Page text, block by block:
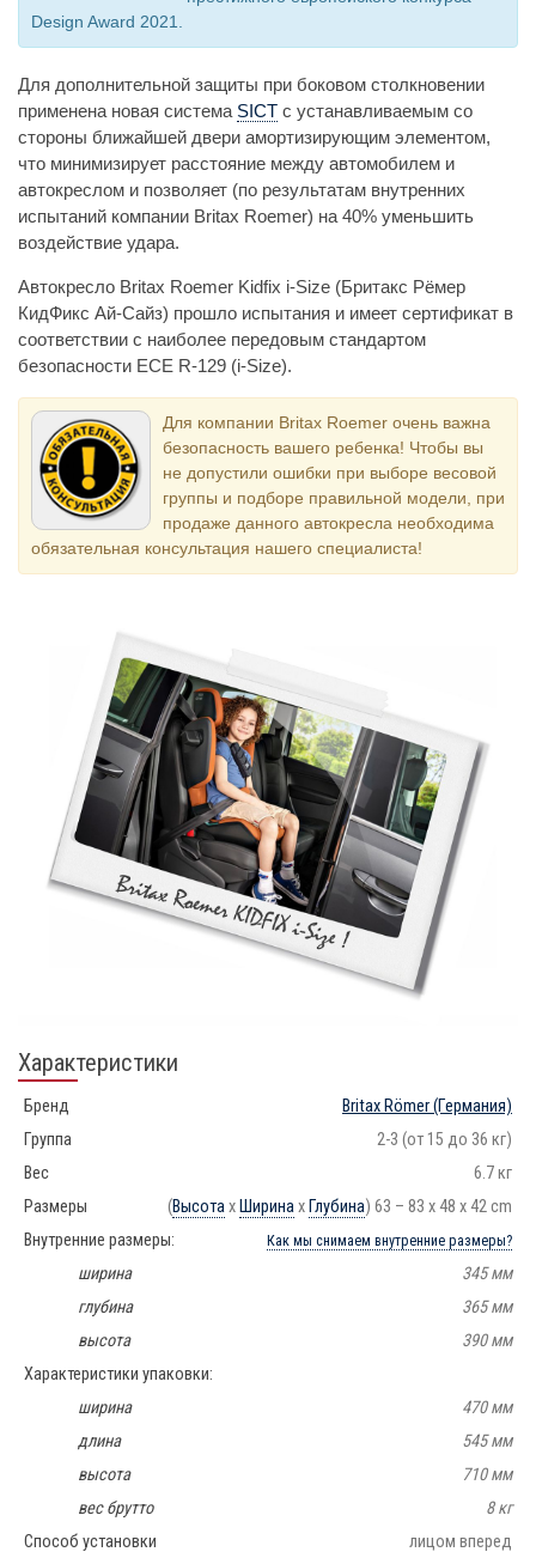
Design Award 2021.
Для дополнительной защиты при боковом столкновении
применена новая система SICT с устанавливаемым со
стороны ближайшей двери амортизирующим элементом,
что минимизирует расстояние между автомобилем и
автокреслом и позволяет (по результатам внутренних
испытаний компании Britax Roemer) на 40% уменьшить
воздействие удара.
Автокресло Britax Roemer Kidfix i-Size (Бритакс Рёмер
КидФикс Ай-Сайз) прошло испытания и имеет сертификат в
соответствии с наиболее передовым стандартом
безопасности ECE R-129 (i-Size).
Для компании Britax Roemer очень важна
безопасность вашего ребенка! Чтобы вы
не допустили ошибки при выборе весовой
группы и подборе правильной модели, при
продаже данного автокресла необходима
обязательная консультация нашего специалиста!
Характеристики
Бренд Britax Römer(Германия)
Группа
2-3 (от 15 до 36 кг)
Вес
6.7 кг
Размеры
(Высотах Ширинах Глубина) 63 – 83 x 48 x 42 cm
Внутренние размеры:
Как мы снимаем внутренние размеры?
ширина
345 мм
глубина
365 мм
высота
390 мм
Характеристики упаковки:
ширина
470 мм
длина
545 мм
высота
710 мм
вес брутто
8 кг
Способ установки
лицом вперед